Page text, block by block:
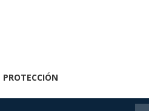
PROTECCIÓN